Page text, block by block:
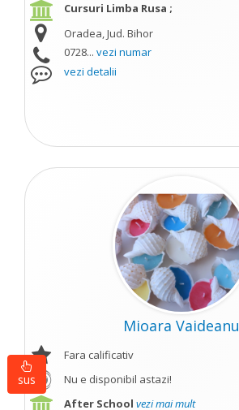
Cursuri Limba Rusa ;
Oradea, Jud. Bihor
0728... vezi numar
vezi detalii
Mioara Vaideanu
Fara calificativ
Nu e disponibil astazi!
After School vezi mai mult
sus